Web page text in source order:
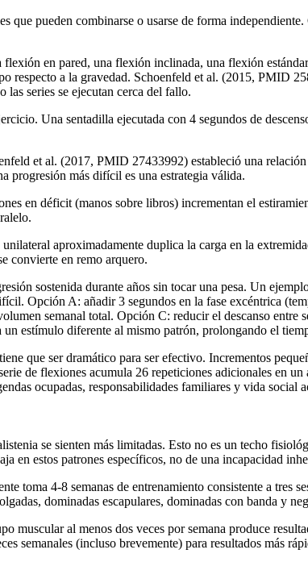
pueden combinarse o usarse de forma
en pared, una flexión inclinada, una flexión
respecto a la gravedad. Schoenfeld et al. (2015, PMID
series se ejecutan cerca del fallo.
Una sentadilla ejecutada con 4 segundos de
et al. (2017, PMID 27433992) estableció una
progresión más difícil es una estrategia válida.
en déficit (manos sobre libros) incrementan el
aproximadamente duplica la carga en la
convierte en remo arquero.
sostenida durante años sin tocar una pesa. Un
Opción A: añadir 3 segundos en la fase excéntrica
semanal total. Opción C: reducir el descanso
estímulo diferente al mismo patrón, prolongando el
que ser dramático para ser efectivo. Incrementos
de flexiones acumula 26 repeticiones adicionales en
ocupadas, responsabilidades familiares y vida
se sienten más limitadas. Esto no es un techo
en estos patrones específicos, no de una incapacidad
toma 4-8 semanas de entrenamiento consistente a tres
dominadas escapulares, dominadas con banda y
muscular al menos dos veces por semana produce
semanales (incluso brevemente) para resultados más